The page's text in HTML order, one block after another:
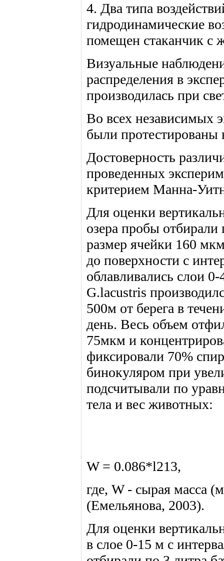
4. Два типа
гидродинамические
помещен стаканчик с
Визуальные
распределения в
производилась при
Во всех независимых
были протестированы
Достоверность
проведенных
критерием Манна-
Для оценки
озера пробы отбирали
размер ячейки 160
до поверхности с
облавливались слои
G.lacustris
500м от берега в
день. Весь объем
75мкм и
фиксировали 70%
бинокуляром при
подсчитывали по
тела и вес животных:
W = 0.086*l213,
где, W - сырая масса
(Емельянова, 2003).
Для оценки
в слое 0-15 м с